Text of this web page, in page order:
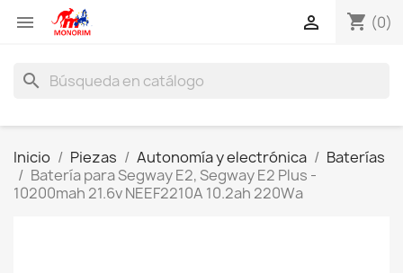
 shopping_cart (0)

search
Inicio Piezas Autonomía y electrónica
Baterías
Batería para Segway E2, Segway E2 Plus -
10200mah 21.6v NEEF2210A 10.2ah 220Wa